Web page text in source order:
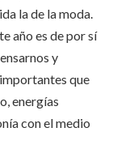
la de la moda.
año es de por sí
y
que
energías
con el medio